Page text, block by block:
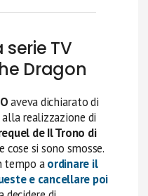
serie TV
Dragon
aveva dichiarato di
realizzazione di
de Il Trono di
cose si sono smosse.
tempo aordinare il
e cancellare poi